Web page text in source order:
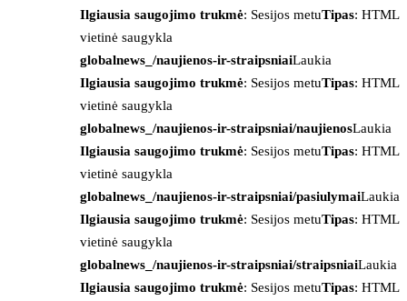
Ilgiausia saugojimo trukmė: Sesijos metuTipas: HTML
vietinė saugykla
globalnews_/naujienos-ir-straipsniaiLaukia
Ilgiausia saugojimo trukmė: Sesijos metuTipas: HTML
vietinė saugykla
globalnews_/naujienos-ir-straipsniai/naujienosLaukia
Ilgiausia saugojimo trukmė: Sesijos metuTipas: HTML
vietinė saugykla
globalnews_/naujienos-ir-straipsniai/pasiulymaiLaukia
Ilgiausia saugojimo trukmė: Sesijos metuTipas: HTML
vietinė saugykla
globalnews_/naujienos-ir-straipsniai/straipsniaiLaukia
Ilgiausia saugojimo trukmė: Sesijos metuTipas: HTML